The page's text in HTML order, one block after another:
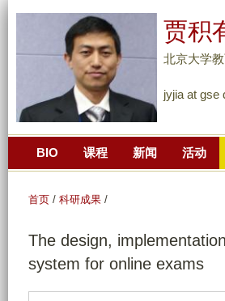
贾积
北京大学
jyjia at gse
BIO 课程 新闻 活动
首页 / 科研成果 /
The design,
system for online exams